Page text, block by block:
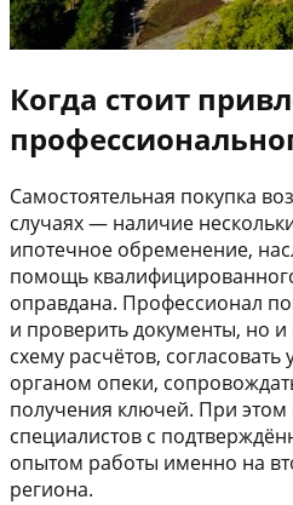
Когда стоит
Самостоятельная покупка
случаях — наличие
ипотечное обременение,
помощь
оправдана. Профессионал
и проверить документы, но
схему расчётов,
органом опеки,
получения ключей. При
специалистов с
опытом работы именно на
региона.